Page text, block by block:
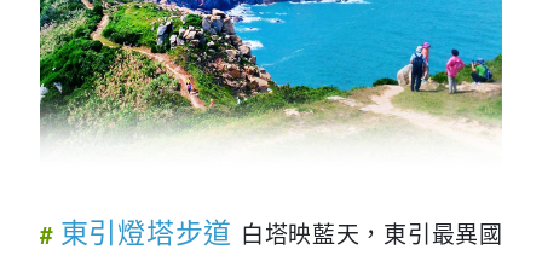
# 東引燈塔步道 白塔映藍天，東引最異國